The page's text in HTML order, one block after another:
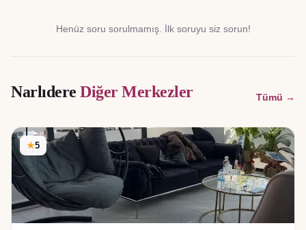
Henüz soru sorulmamış. İlk soruyu siz sorun!
Narlıdere Diğer Merkezler Tümü →
★5